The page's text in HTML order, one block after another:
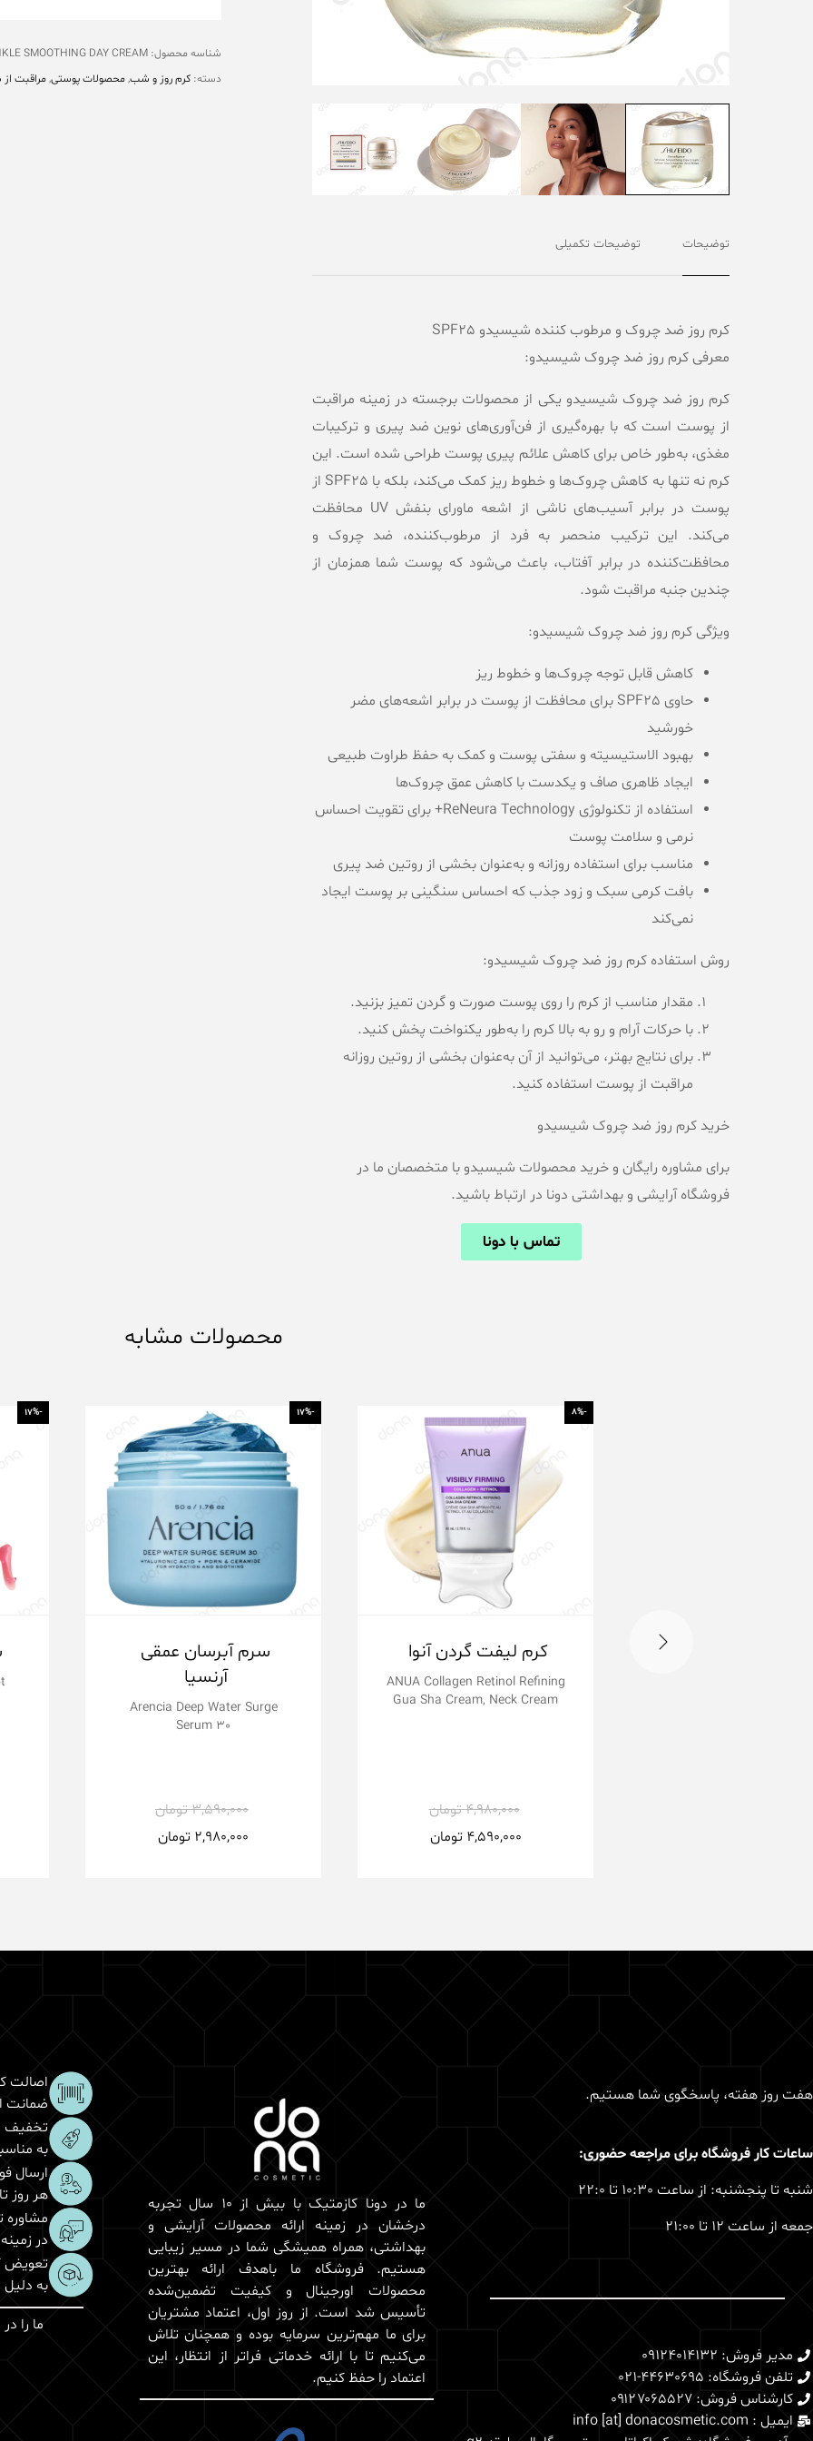
توضیحات توضیحات تکمیلی
کرم روز ضد چروک و مرطوب کننده شیسیدو SPF25
معرفی کرم روز ضد چروک شیسیدو:
کرم روز ضد چروک شیسیدو یکی از محصولات برجسته در زمینه مراقبت
از پوست است که با بهره‌گیری از فن‌آوری‌های نوین ضد پیری و ترکیبات
مغذی، به‌طور خاص برای کاهش علائم پیری پوست طراحی شده است. این
کرم نه تنها به کاهش چروک‌ها و خطوط ریز کمک می‌کند، بلکه با SPF25 از
پوست در برابر آسیب‌های ناشی از اشعه ماورای بنفش UV محافظت
می‌کند. این ترکیب منحصر به فرد از مرطوب‌کننده، ضد چروک و
محافظت‌کننده در برابر آفتاب، باعث می‌شود که پوست شما همزمان از
چندین جنبه مراقبت شود.
ویژگی کرم روز ضد چروک شیسیدو:
کاهش قابل توجه چروک‌ها و خطوط ریز
حاوی SPF25 برای محافظت از پوست در برابر اشعه‌های مضر
خورشید
بهبود الاستیسیته و سفتی پوست و کمک به حفظ طراوت طبیعی
ایجاد ظاهری صاف و یکدست با کاهش عمق چروک‌ها
استفاده از تکنولوژی ReNeura Technology+ برای تقویت احساس
نرمی و سلامت پوست
مناسب برای استفاده روزانه و به‌عنوان بخشی از روتین ضد پیری
بافت کرمی سبک و زود جذب که احساس سنگینی بر پوست ایجاد
نمی‌کند
روش استفاده کرم روز ضد چروک شیسیدو:
مقدار مناسب از کرم را روی پوست صورت و گردن تمیز بزنید.
با حرکات آرام و رو به بالا کرم را به‌طور یکنواخت پخش کنید.
برای نتایج بهتر، می‌توانید از آن به‌عنوان بخشی از روتین روزانه
مراقبت از پوست استفاده کنید.
خرید کرم روز ضد چروک شیسیدو
برای مشاوره رایگان و خرید محصولات شیسیدو با متخصصان ما در
فروشگاه آرایشی و بهداشتی دونا در ارتباط باشید.
تماس با دونا
شناسه محصول: SMOOTHING DAY CREAM
دسته: کرم روز و شب,محصولات پوستی,مراقبت
محصولات مشابه
-8%
کرم لیفت گردن آنوا
ANUA Collagen Retinol Refining
Gua Sha Cream, Neck Cream
4,980,000تومان
4,590,000 تومان
-17%
سرم آبرسان عمقی
آرنسیا
Arencia Deep Water Surge
Serum 30
3,590,000تومان
2,980,000 تومان
-17%
هفت روز هفته، پاسخگوی شما هستیم.
ساعات کار فروشگاه برای مراجعه حضوری:
شنبه تا پنجشنبه: از ساعت 10:30 تا 22:0
جمعه از ساعت 12 تا 21:00
مدیر فروش: 09124014132
تلفن فروشگاه: 44630695-021
کارشناس فروش: 0۹۱۲۷۰۶۵۵۲۷
ایمیل : info [at] donacosmetic.com
ما در دونا کازمتیک با بیش از 10 سال تجربه
درخشان در زمینه ارائه محصولات آرایشی و
بهداشتی، همراه همیشگی شما در مسیر زیبایی
هستیم. فروشگاه ما باهدف ارائه بهترین
محصولات اورجینال و کیفیت تضمین‌شده
تأسیس شد است. از روز اول، اعتماد مشتریان
برای ما مهم‌ترین سرمایه بوده و همچنان تلاش
می‌کنیم تا با ارائه خدماتی فراتر از انتظار، این
اعتماد را حفظ کنیم.
اصالت
ضمانت
تخفیف
به
ارسال
هر روز تا 3 ساعت
در
تعویض
به
ما را